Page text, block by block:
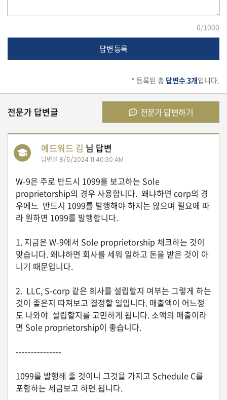
택
비
전
가
럼
미
TIP
공
지
사
항
A
S
0/1000
답변 등록
* 등록된 총 답변수 3개입니다.
전문가 답변글 전문가 답변하기
에드워드 김 님 답변
답변일 8/5/2024 11:40:30 AM
W-9은 주로 반드시 1099를 보고하는 Sole
proprietorship의 경우 사용합니다. 왜냐하면 corp의 경
우에느 반드시 1099를 발행해야 하지는 않으며 필요에 따
라 원하면 1099를 발행합니다.
1. 지금은 W-9에서 Sole proprietorship 체크하는 것이
맞습니다. 왜냐하면 회사를 세워 일하고 돈을 받은 것이 아
니기 때문입니다.
2. LLC, S-corp 같은 회사를 설립할지 여부는 그렇게 하는
것이 좋은지 따져보고 결정할 일입니다. 매출액이 어느정
도 나와야 설립할지를 고민하게 됩니다. 소액의 매출이라
면 Sole proprietorship이 좋습니다.
---------------
1099를 발행해 줄 것이니 그것을 가지고 Schedule C를
포함하는 세금보고 하면 됩니다.